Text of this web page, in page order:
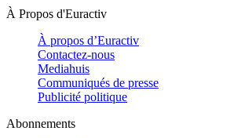
À Propos d'Euractiv
À propos d’Euractiv
Contactez-nous
Mediahuis
Communiqués de presse
Publicité politique
Abonnements